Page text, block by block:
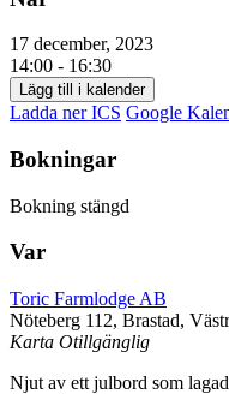
17 december, 2023
14:00 - 16:30
Lägg till i kalender
Ladda ner ICS Google
Bokningar
Bokning stängd
Var
Toric Farmlodge AB
Nöteberg 112, Brastad,
Karta Otillgänglig
Njut av ett julbord som